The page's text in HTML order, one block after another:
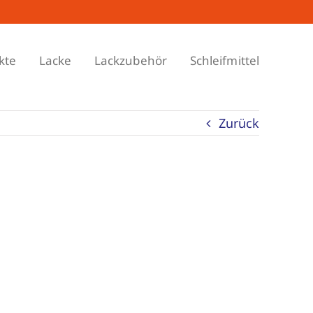
Lacke Lackzubehör Schleifmittel
Zurück